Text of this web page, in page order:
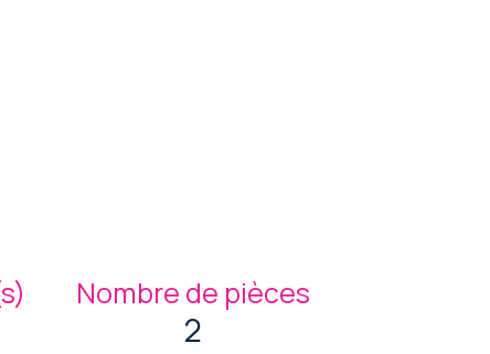
Nombre de pièces
2